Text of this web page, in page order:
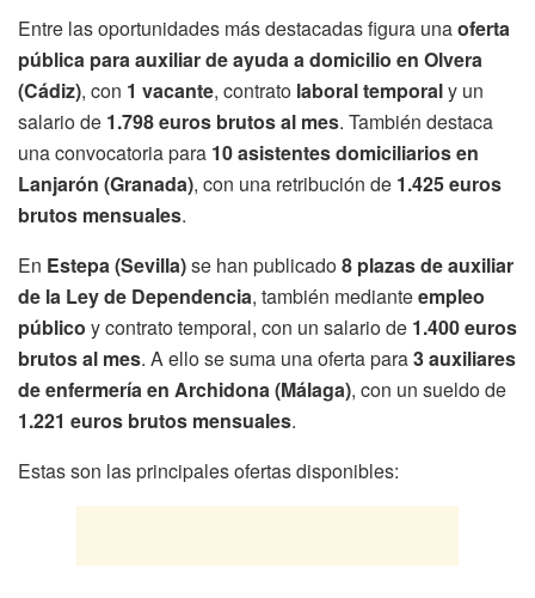
Entre las oportunidades más destacadas figura unaoferta
pública para auxiliar de ayuda a domicilio en Olvera
(Cádiz), con 1 vacante, contrato laboral temporaly un
salario de 1.798 euros brutos al mes. También destaca
una convocatoria para 10 asistentes domiciliarios en
Lanjarón (Granada), con una retribución de 1.425 euros
brutos mensuales.
En Estepa (Sevilla)se han publicado8 plazas de auxiliar
de la Ley de Dependencia, también medianteempleo
público y contrato temporal, con un salario de 1.400 euros
brutos al mes. A ello se suma una oferta para3 auxiliares
de enfermería en Archidona (Málaga), con un sueldo de
1.221 euros brutos mensuales.
Estas son las principales ofertas disponibles: